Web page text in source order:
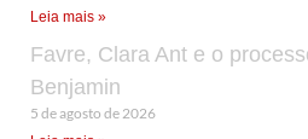
Leia mais »
Favre, Clara Ant e o
Benjamin
5 de agosto de 2026